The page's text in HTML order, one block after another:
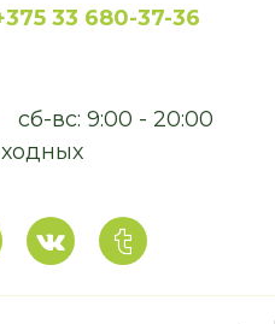
33 680-37-36
сб-вс: 9:00 - 20:00